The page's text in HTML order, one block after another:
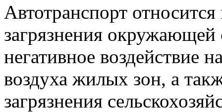
Автотранспорт
загрязнения
негативное воздействие
воздуха жилых зон, а
загрязнения